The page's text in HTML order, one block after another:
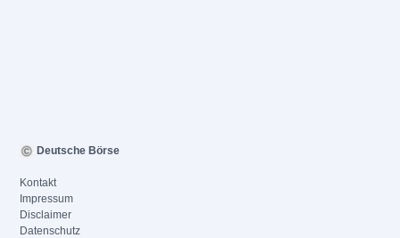
Deutsche Börse
Kontakt
Impressum
Disclaimer
Datenschutz